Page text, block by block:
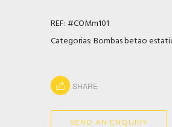
0%
REF:#COMm101
Categorias:Bombas betao
SHARE
SEND AN ENQUIRY